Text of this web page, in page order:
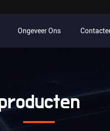
Ongeveer Ons